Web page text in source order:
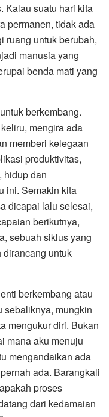
Kalau suatu hari kita
permanen, tidak ada
ruang untuk berubah,
manusia yang
benda mati yang
berkembang.
mengira ada
memberi kelegaan
produktivitas,
hidup dan
ini. Semakin kita
dicapai lalu selesai,
berikutnya,
sebuah siklus yang
untuk
berkembang atau
sebaliknya, mungkin
mengukur diri. Bukan
mana aku menuju
mengandaikan ada
ada. Barangkali
proses
dari kedamaian